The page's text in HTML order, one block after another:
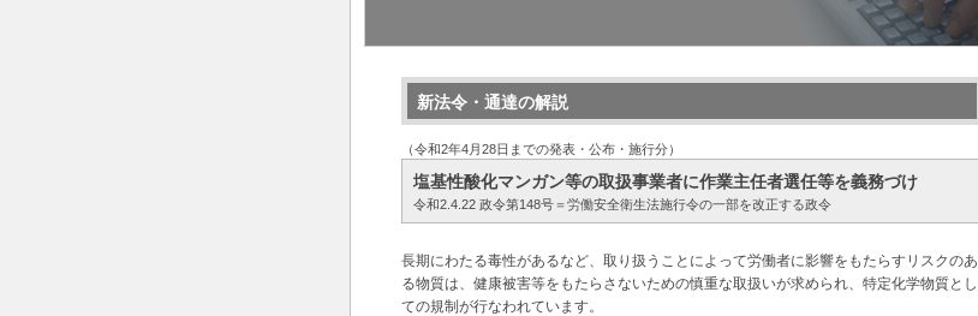
新法令・通達の解説
（令和2年4月28日までの発表・公布・施行分）
塩基性酸化マンガン等の取扱事業者に作業主任者選任等を義務づけ
令和2.4.22 政令第148号＝労働安全衛生法施行令の一部を改正する政令
長期にわたる毒性があるなど、取り扱うことによって労働者に影響をもたらすリスクのあ
る物質は、健康被害等をもたらさないための慎重な取扱いが求められ、特定化学物質とし
ての規制が行なわれています。